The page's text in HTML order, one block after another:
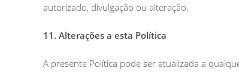
autorizado, divulgação ou alteração.
11. Alterações a esta Política
A presente Política pode ser atualizada a